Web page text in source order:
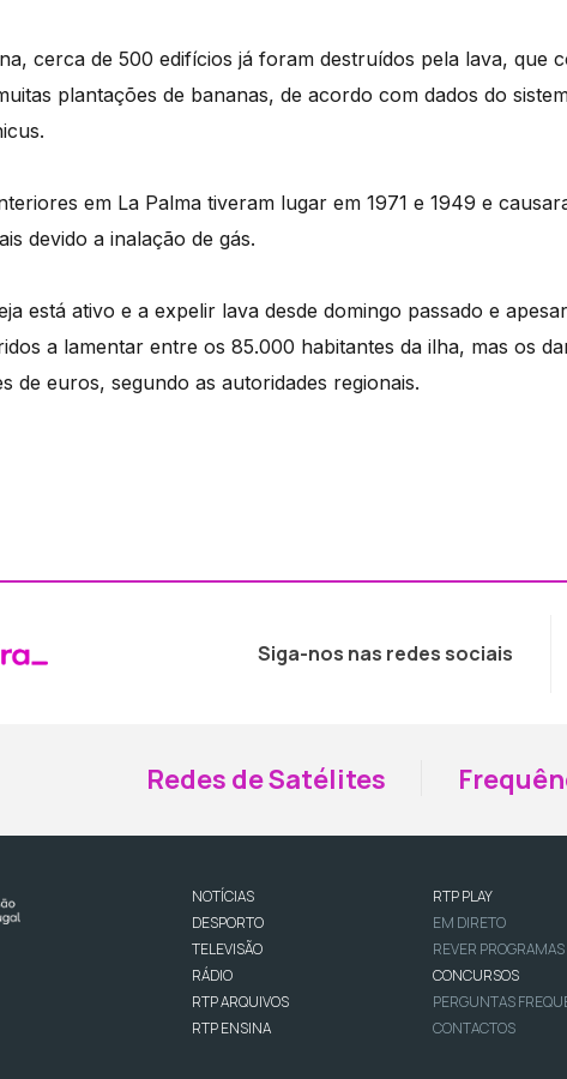
cerca de 500 edifícios já foram destruídos pela lava, que
plantações de bananas, de acordo com dados do
em La Palma tiveram lugar em 1971 e 1949 e
devido a inalação de gás.
está ativo e a expelir lava desde domingo passado e
a lamentar entre os 85.000 habitantes da ilha, mas os
de euros, segundo as autoridades regionais.
Siga-nos nas redes sociais
Redes de Satélites
NOTÍCIAS
DESPORTO
TELEVISÃO
RÁDIO
RTP ARQUIVOS
RTP ENSINA
RTP PLAY
EM DIRETO
REVER PROGRAMAS
CONCURSOS
PERGUNTAS
CONTACTOS